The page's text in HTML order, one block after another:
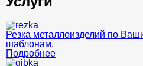
Резка металлоизделий по
шаблонам.
Подробнее